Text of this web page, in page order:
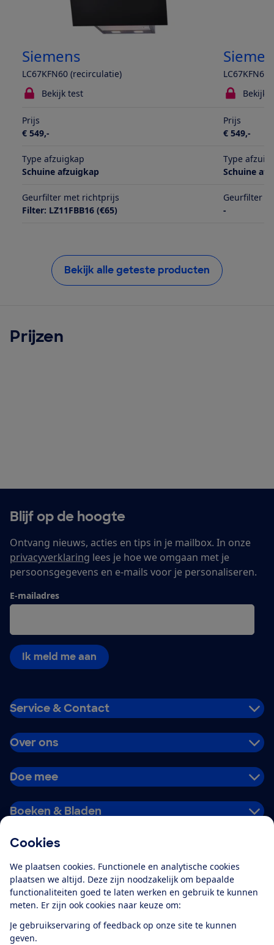
Cookies
We plaatsen cookies. Functionele en analytische cookies
plaatsen we altijd. Deze zijn noodzakelijk om bepaalde
functionaliteiten goed te laten werken en gebruik te kunnen
meten. Er zijn ook cookies naar keuze om:
Je gebruikservaring of feedback op onze site te kunnen
geven.
Siemens
LC67KFN60 (recirculatie)
Bekijk test
Bekijk
Prijs
€ 549,-
Prijs
€ 549,-
Type afzuigkap
Schuine afzuigkap
Type
Schuine
Geurfilter met richtprijs
Filter: LZ11FBB16 (€65)
Geurfilter
-
Bekijk alle geteste producten
Prijzen
Blijf op de hoogte
Ontvang nieuws, acties en tips in je mailbox. In onze
privacyverklaring lees je hoe we omgaan met je
persoonsgegevens en e-mails voor je personaliseren.
E-mailadres
Ik meld me aan
Service & Contact
Over ons
Doe mee
Boeken & Bladen
Alles over de
app